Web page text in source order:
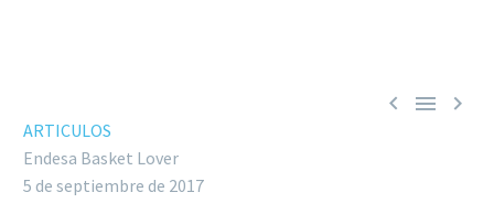
  
ARTICULOS
Endesa Basket Lover
5 de septiembre de 2017